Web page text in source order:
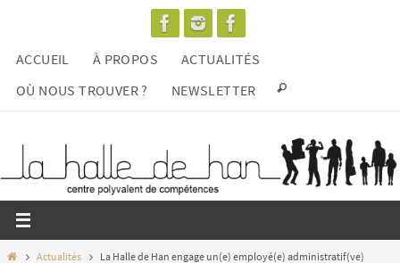
contenu
ACCUEIL À PROPOS
ACTUALITÉS
OÙ NOUS TROUVER ?
NEWSLETTER
HomeActualités La Halle de Han engage un(e) employé(e) administratif(ve)